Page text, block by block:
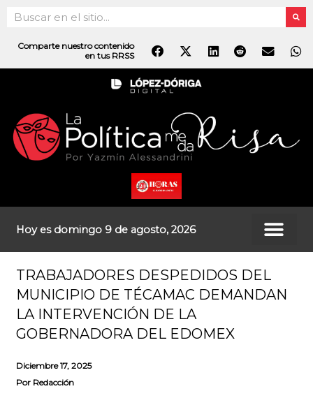
contenido
Search
Comparte nuestro contenido
en tus RRSS
Hoy es domingo 9 de agosto, 2026
TRABAJADORES DESPEDIDOS DEL
MUNICIPIO DE TÉCAMAC DEMANDAN
LA INTERVENCIÓN DE LA
GOBERNADORA DEL EDOMEX
Diciembre 17, 2025
Por Redacción